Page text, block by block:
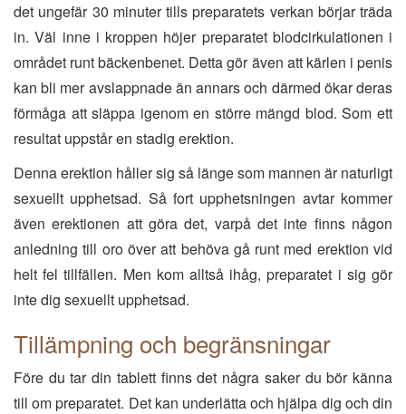
det ungefär 30 minuter tills preparatets verkan börjar träda
in. Väl inne i kroppen höjer preparatet blodcirkulationen i
området runt bäckenbenet. Detta gör även att kärlen i penis
kan bli mer avslappnade än annars och därmed ökar deras
förmåga att släppa igenom en större mängd blod. Som ett
resultat uppstår en stadig erektion.
Denna erektion håller sig så länge som mannen är naturligt
sexuellt upphetsad. Så fort upphetsningen avtar kommer
även erektionen att göra det, varpå det inte finns någon
anledning till oro över att behöva gå runt med erektion vid
helt fel tillfällen. Men kom alltså ihåg, preparatet i sig gör
inte dig sexuellt upphetsad.
Tillämpning och begränsningar
Före du tar din tablett finns det några saker du bör känna
till om preparatet. Det kan underlätta och hjälpa dig och din